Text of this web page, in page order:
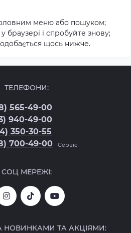
меню або пошуком;
браузері і спробуйте знову;
щось нижче.
ТЕЛЕФОНИ:
565-49-00
940-49-00
350-30-55
700-49-00
Сервіс
СОЦ МЕРЕЖІ:
НОВИНКАМИ ТА АКЦІЯМИ: